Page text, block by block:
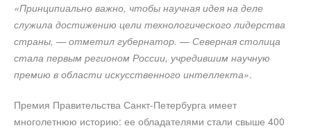
«Принципиально важно, чтобы научная идея на деле
служила достижению цели технологического лидерства
страны, — отметил губернатор. — Северная столица
стала первым регионом России, учредившим научную
премию в области искусственного интеллекта».
Премия Правительства Санкт-Петербурга имеет
многолетнюю историю: ее обладателями стали свыше 400